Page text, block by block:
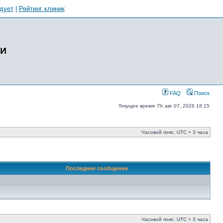
| Рейтинг клиник
FAQ Поиск
Текущее время: Пт авг 07, 2026 18:15
Часовой пояс: UTC + 3 часа
Последнее сообщение
Часовой пояс: UTC + 3 часа